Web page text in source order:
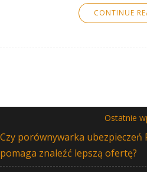
CONTINUE
Ostatnie
Czy porównywarka ubezpieczeń
pomaga znaleźć lepszą ofertę?